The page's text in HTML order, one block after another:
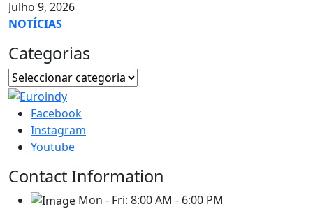
Julho 9, 2026
NOTÍCIAS
Categorias
Facebook
Instagram
Youtube
Contact Information
Mon - Fri: 8:00 AM - 6:00 PM